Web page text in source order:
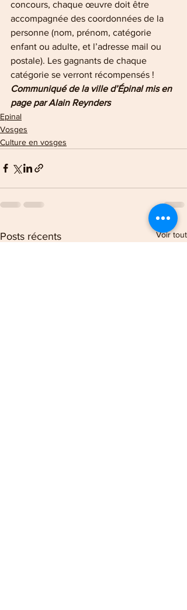
concours, chaque œuvre doit être
accompagnée des coordonnées de la
personne (nom, prénom, catégorie
enfant ou adulte, et l’adresse mail ou
postale). Les gagnants de chaque
catégorie se verront récompensés !
Communiqué de la ville d’Épinal mis en
page par Alain Reynders
Epinal
Vosges
Culture en vosges
Posts récents Voir tout